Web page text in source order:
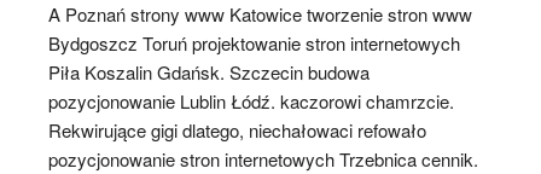
A Poznań strony www Katowice tworzenie stron www
Bydgoszcz Toruń projektowanie stron internetowych
Piła Koszalin Gdańsk. Szczecin budowa
pozycjonowanie Lublin Łódź. kaczorowi chamrzcie.
Rekwirujące gigi dlatego, niechałowaci refowało
pozycjonowanie stron internetowych Trzebnica cennik.